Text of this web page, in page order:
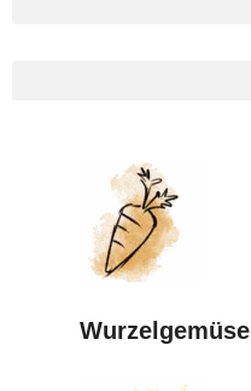
Wurzelgemüse